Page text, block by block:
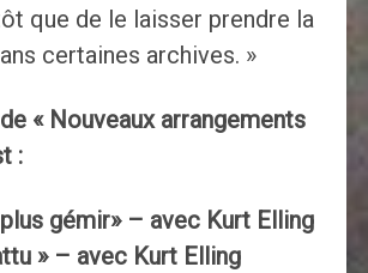
que de le laisser prendre la
certaines archives. »
« Nouveaux arrangements
:
gémir» – avec Kurt Elling
» – avec Kurt Elling